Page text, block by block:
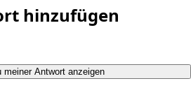
hinzufügen
meiner Antwort anzeigen